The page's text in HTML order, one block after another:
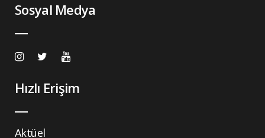
Sosyal Medya
Hızlı Erişim
Aktüel